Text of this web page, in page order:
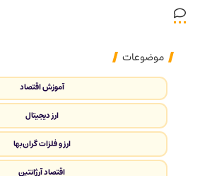
موضوعات
آموزش اقتصاد
ارز دیجیتال
ارز و فلزات گران‌بها
اقتصاد آرژانتین